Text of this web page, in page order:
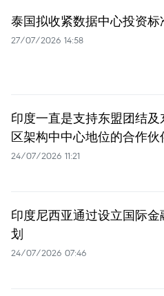
泰国拟收紧数据中心投资标
27/07/2026 14:58
印度一直是支持东盟团结及
区架构中中心地位的合作伙
24/07/2026 11:21
印度尼西亚通过设立国际金
划
24/07/2026 07:46